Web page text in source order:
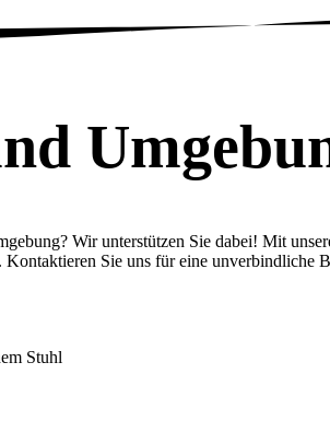
Wir unterstützen Sie dabei! Mit
Sie uns für eine unverbindliche